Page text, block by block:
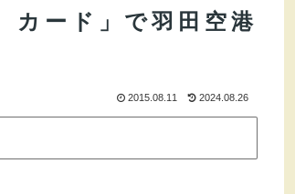
ード」で羽田空港
2015.08.11 2024.08.26